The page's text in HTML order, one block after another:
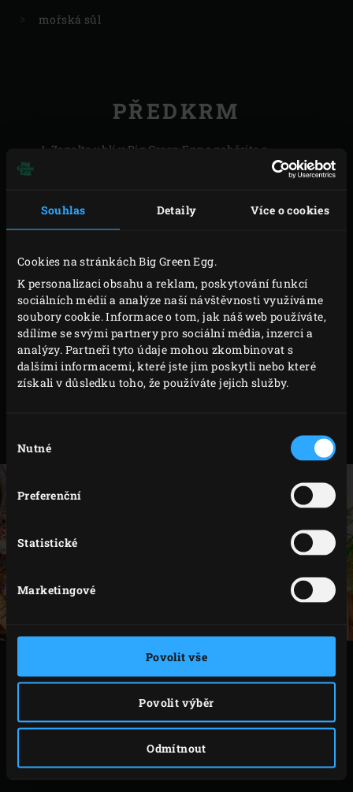
Souhlas Detaily Více o cookies
Cookies na stránkách Big Green Egg.
K personalizaci obsahu a reklam, poskytování funkcí
sociálních médií a analýze naší návštěvnosti využíváme
soubory cookie. Informace o tom, jak náš web používáte,
sdílíme se svými partnery pro sociální média, inzerci a
analýzy. Partneři tyto údaje mohou zkombinovat s
dalšími informacemi, které jste jim poskytli nebo které
získali v důsledku toho, že používáte jejich služby.
souhlasu
Nutné
Preferenční
Statistické
Marketingové
Povolit vše
Povolit výběr
Odmítnout
mořská sůl
PŘEDKRM
Zapalte uhlí v Big Green Egg a zahřejte s
na teplotu 180°C.Postavte
Mezitím očistěte a nakrájejte šalotky.
VAŘENÍ
Do rendlíku nalijte olivový olej a nechte zahřát.
Přidejte nakrájené šalotky, zavřete víko EGG a
nechte přibližně 4 minuty smažit dokud šalotka
nezesklovatí.
TISK
PŘÍSLUŠENSTVÍ